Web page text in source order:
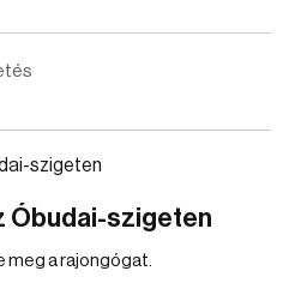
Óbudai-szigeten
meg a rajongógat.